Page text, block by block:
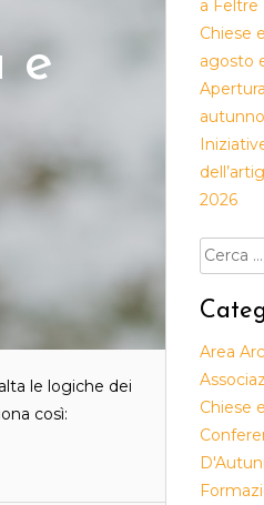
e
le logiche dei
così:
a Feltre
Chiese
agosto
2026
Ricerca
per:
Area
Chiese